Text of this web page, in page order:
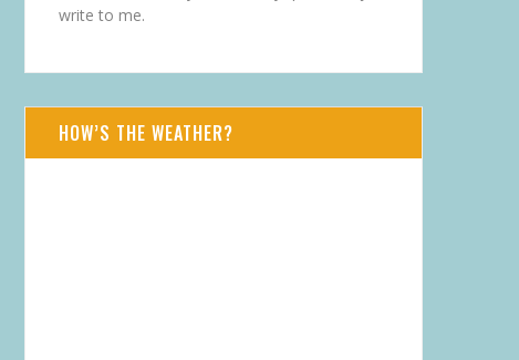
write to me.
HOW’S THE WEATHER?